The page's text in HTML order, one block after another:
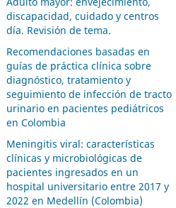
discapacidad, cuidado y centros
día. Revisión de tema.
Recomendaciones basadas en
guías de práctica clínica sobre
diagnóstico, tratamiento y
seguimiento de infección de tracto
urinario en pacientes pediátricos
en Colombia
Meningitis viral: características
clínicas y microbiológicas de
pacientes ingresados en un
hospital universitario entre 2017 y
2022 en Medellín (Colombia)